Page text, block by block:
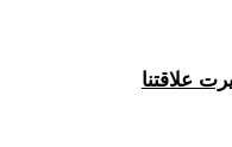
علاقتنا